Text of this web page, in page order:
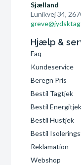
Sjælland
Lunikvej 34,
Hjælp &
Faq
Kundeservice
Beregn Pris
Bestil Tagtjek
Bestil Energitjek
Bestil Hustjek
Bestil
Reklamation
Webshop